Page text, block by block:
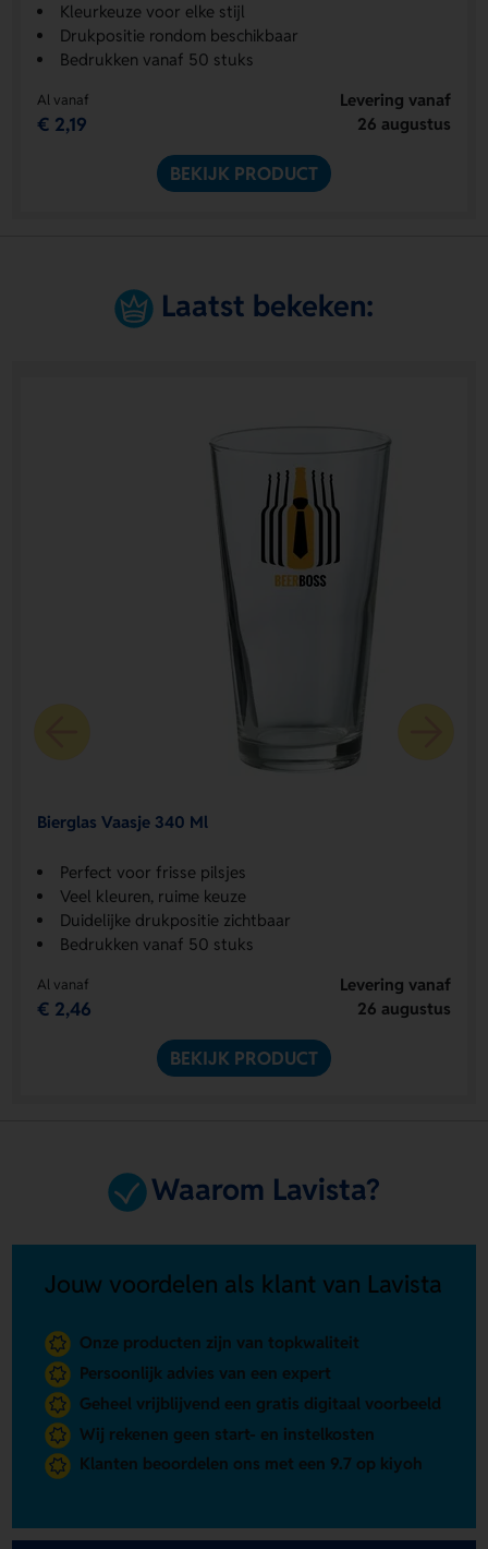
Kleurkeuze voor elke stijl
Drukpositie rondom beschikbaar
Bedrukken vanaf 50 stuks
Al vanaf
€ 2,19
Levering vanaf
26 augustus
BEKIJK PRODUCT
Laatst bekeken:
Bierglas Vaasje 340 Ml
Perfect voor frisse pilsjes
Veel kleuren, ruime keuze
Duidelijke drukpositie zichtbaar
Bedrukken vanaf 50 stuks
Al vanaf
€ 2,46
Levering vanaf
26 augustus
BEKIJK PRODUCT
Waarom Lavista?
Jouw voordelen als klant van Lavista
Onze producten zijn van topkwaliteit
Persoonlijk advies van een expert
Geheel vrijblijvend een gratis digitaal voorbeeld
Wij rekenen geen start- en instelkosten
Klanten beoordelen ons met een 9.7 op kiyoh